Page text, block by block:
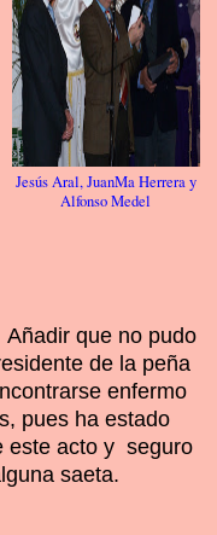
Jesús Aral, JuanMa Herrera y
Alfonso Medel
Añadir que no pudo
de la peña
enfermo
pues ha estado
este acto y seguro
saeta.